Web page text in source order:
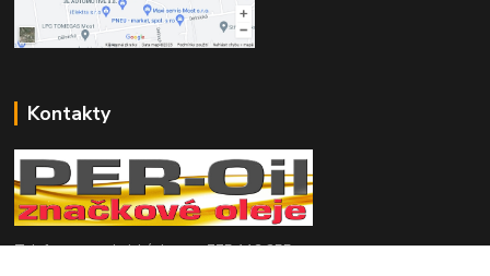
Kontakty
Telefon pro technické dotazy: 775 113 255